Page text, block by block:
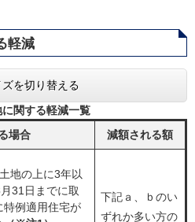
軽減
を切り替える
関する軽減一覧
場合
減額される額
地の上に3年以
31日までに取
特例適用住宅が
下記ａ、ｂのい
ずれか多い方の